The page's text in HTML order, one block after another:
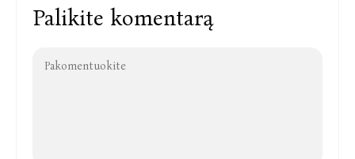
Palikite komentarą